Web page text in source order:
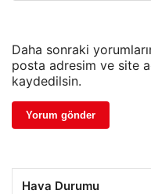
Daha sonraki
posta adresim ve site
kaydedilsin.
Hava Durumu